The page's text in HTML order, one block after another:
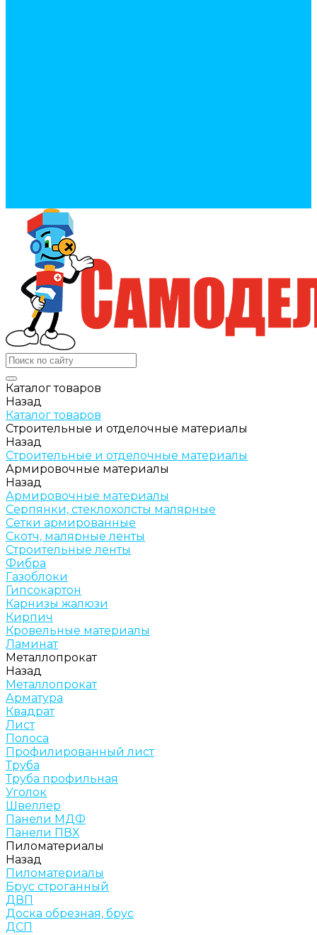
Каталог товаров
Назад
Каталог товаров
Строительные и отделочные материалы
Назад
Строительные и отделочные материалы
Армировочные материалы
Назад
Армировочные материалы
Серпянки, стеклохолсты малярные
Сетки армированные
Скотч, малярные ленты
Строительные ленты
Фибра
Газоблоки
Гипсокартон
Карнизы жалюзи
Кирпич
Кровельные материалы
Ламинат
Металлопрокат
Назад
Металлопрокат
Арматура
Квадрат
Лист
Полоса
Профилированный лист
Труба
Труба профильная
Уголок
Швеллер
Панели МДФ
Панели ПВХ
Пиломатериалы
Назад
Пиломатериалы
Брус строганный
ДВП
Доска обрезная, брус
ДСП